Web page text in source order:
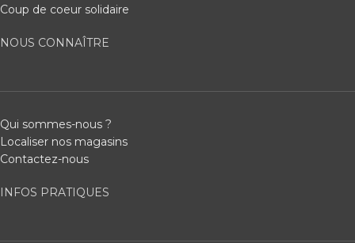
Coup de coeur solidaire
NOUS CONNAÎTRE
Qui sommes-nous ?
Localiser nos magasins
Contactez-nous
INFOS PRATIQUES